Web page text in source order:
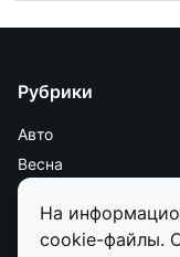
На
cookie-файлы.
Рубрики
Авто
Весна
Дороги и транспорт
Животные
Зима